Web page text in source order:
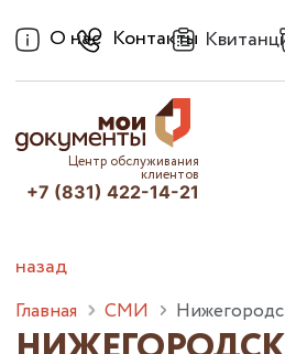
О нас Контакты
Центр обслуживания
клиентов
+7 (831) 422-14-21
назад
Главная СМИ